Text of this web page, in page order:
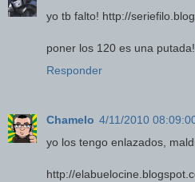
yo tb falto! http://
poner los 120 es una
Responder
Chamelo 4/11/2010
yo los tengo enlazados,
http://